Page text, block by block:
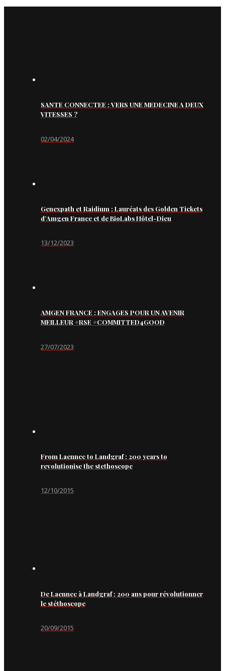
SANTE CONNECTEE : VERS UNE MEDECINE A DEUX
VITESSES ?
02/04/2024
Genexpath et Raidium : Lauréats des Golden Tickets
d’Amgen France et de BioLabs Hôtel-Dieu
13/12/2023
AMGEN FRANCE : ENGAGES POUR UN AVENIR
MEILLEUR #RSE #COMMITTED4GOOD
27/07/2023
From Laennec to Landgraf : 200 years to
revolutionise the stethoscope
12/10/2015
De Laennec à Landgraf : 200 ans pour révolutionner
le stéthoscope
20/09/2015